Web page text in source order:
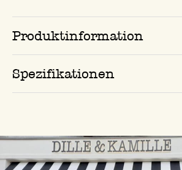
Produktinformation
Spezifikationen